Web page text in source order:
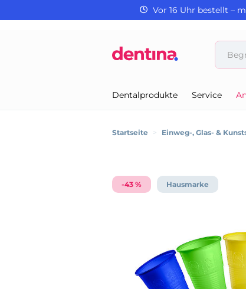
Vor 16 Uhr bestellt –
Dentalprodukte Service
Startseite > Einweg-, Glas- &
-43 % Hausmarke